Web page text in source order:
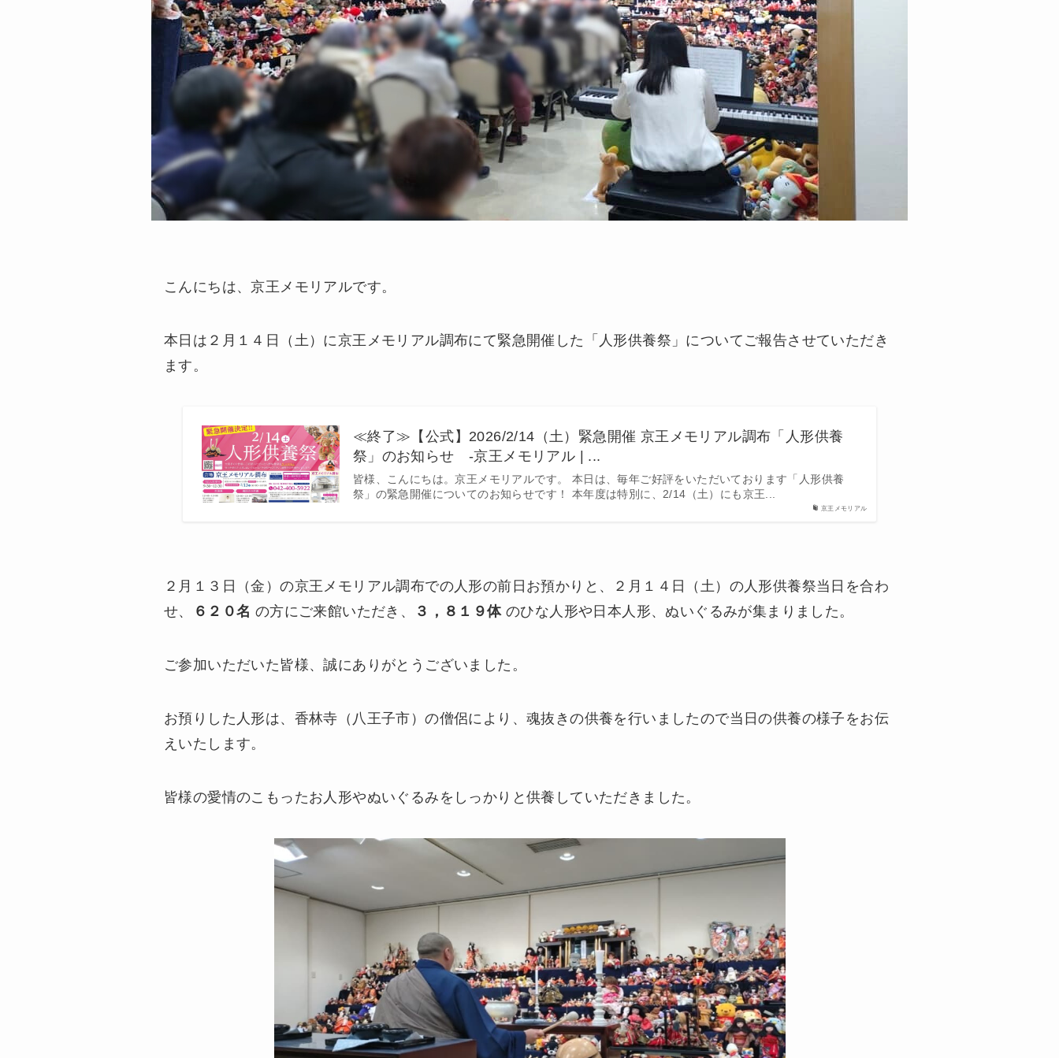
こんにちは、京王メモリアルです。
本日は２月１４日（土）に京王メモリアル調布にて緊急開催した「人形供養祭」についてご報告させていただき
ます。
京王メモリアル
≪終了≫【公式】2026/2/14（土）緊急開催 京王メモリアル調布「人形供養
祭」のお知らせ -京王メモリアル | ...
皆様、こんにちは。京王メモリアルです。 本日は、毎年ご好評をいただいております「人形供養
祭」の緊急開催についてのお知らせです！ 本年度は特別に、2/14（土）にも京王...
２月１３日（金）の京王メモリアル調布での人形の前日お預かりと、２月１４日（土）の人形供養祭当日を合わ
せ、
６２０名 の方にご来館いただき、 ３，８１９体のひな人形や日本人形、ぬいぐるみが集まりました。
ご参加いただいた皆様、誠にありがとうございました。
お預りした人形は、香林寺（八王子市）の僧侶により、魂抜きの供養を行いましたので当日の供養の様子をお伝
えいたします。
皆様の愛情のこもったお人形やぬいぐるみをしっかりと供養していただきました。